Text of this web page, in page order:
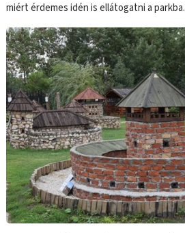
miért érdemes idén is ellátogatni a parkba.